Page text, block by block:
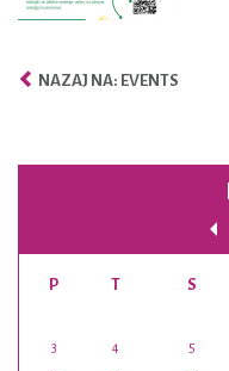
NAZAJ NA: EVENTS
P T S
3 4 5